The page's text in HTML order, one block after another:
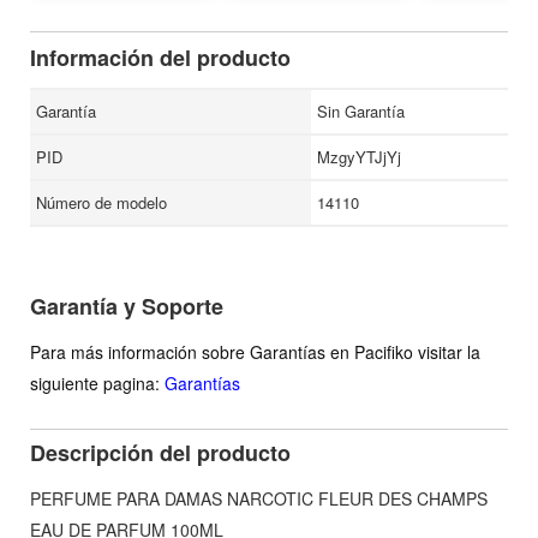
Ounce / 100 ml -
Aroma Aromatic Spicy
Información del producto
Garantía
Sin Garantía
PID
MzgyYTJjYj
Número de modelo
14110
Garantía y Soporte
Para más información sobre Garantías en Pacifiko visitar la
siguiente pagina: Garantías
Descripción del producto
PERFUME PARA DAMAS NARCOTIC FLEUR DES CHAMPS
EAU DE PARFUM 100ML